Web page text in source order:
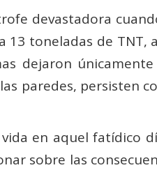
devastadora
toneladas de TNT,
dejaron
paredes, persisten
en aquel fatídico
sobre las